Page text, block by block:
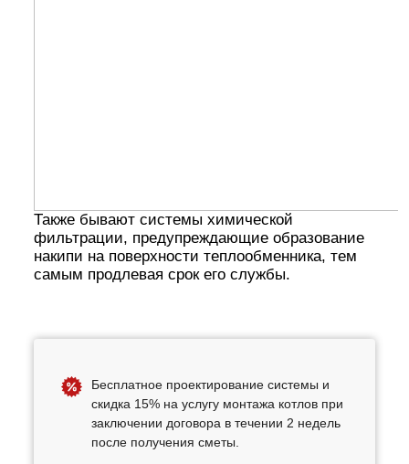
Также бывают системы химической
фильтрации, предупреждающие образование
накипи на поверхности теплообменника, тем
самым продлевая срок его службы.
Бесплатное проектирование системы и
скидка 15% на услугу монтажа котлов при
заключении договора в течении 2 недель
после получения сметы.